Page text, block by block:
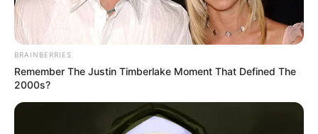
Cortesía
Barcelona empató ante Inter en Champions y complica su
clasificación
Por:
Jhon Edison Sandoval Castro
Octubre 12, 2022
BRAINBERRIES
Remember The Justin Timberlake Moment That Defined The
2000s?